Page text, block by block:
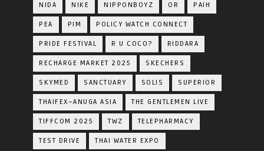
NIDA NIKE NIPPONBOYZ OR PAIH
PEA PIM POLICY WATCH CONNECT
PRIDE FESTIVAL R U COCO? RIDDARA
RECHARGE MARKET 2025 SKECHERS
SKYMED SANCTUARY SOLIS SUPERIOR
THAIFEX–ANUGA ASIA THE GENTLEMEN LIVE
TIFFCOM 2025 TWZ TELEPHARMACY
TEST DRIVE THAI WATER EXPO